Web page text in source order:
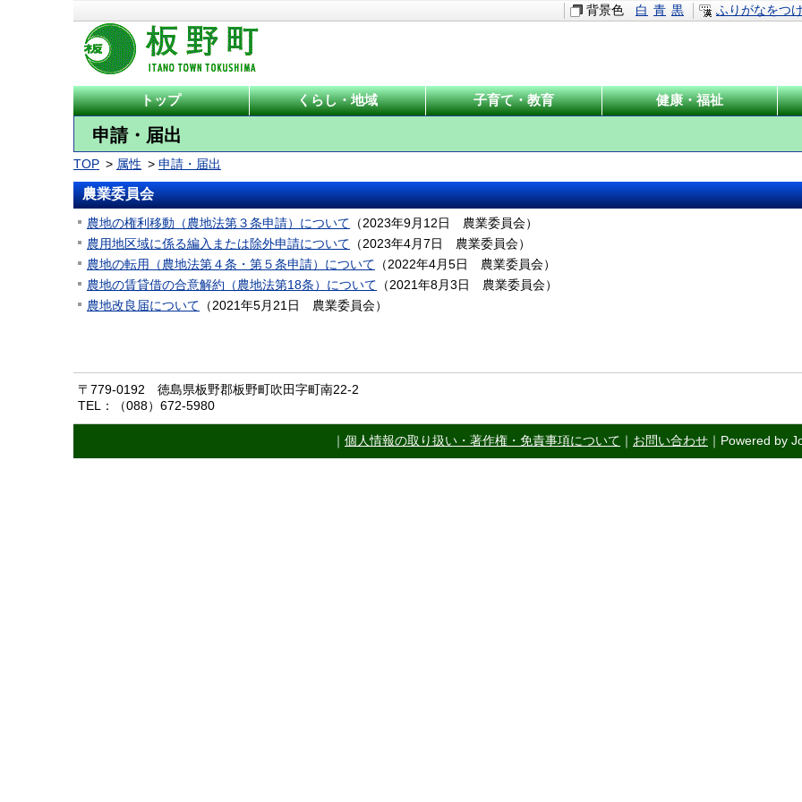
背景色 白 青 黒 ふりがなをつ
トップ くらし・地域 子育て・教育 健康・福祉
申請・届出
TOP 属性 申請・届出
農業委員会
農地の権利移動（農地法第３条申請）について （2023年9月12日 農業委員会）
農用地区域に係る編入または除外申請について （2023年4月7日 農業委員会）
農地の転用（農地法第４条・第５条申請）について （2022年4月5日 農業委員会）
農地の賃貸借の合意解約（農地法第18条）について （2021年8月3日 農業委員会）
農地改良届について （2021年5月21日 農業委員会）
〒779-0192 徳島県板野郡板野町吹田字町南22-2
TEL：（088）672-5980
個人情報の取り扱い・著作権・免責事項について お問い合わせ ｜Powered by